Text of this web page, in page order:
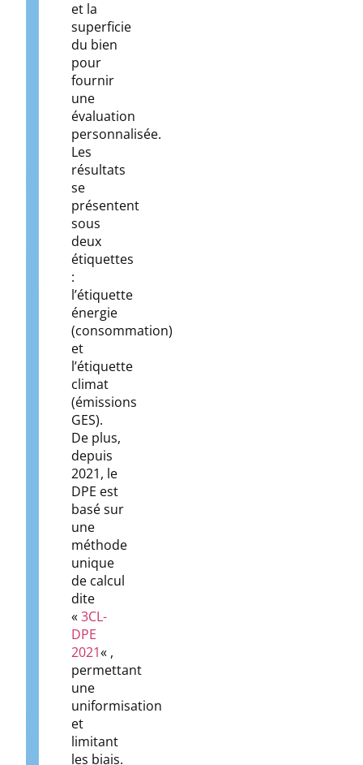
et la
superficie
du bien
pour
fournir
une
évaluation
personnalisée.
Les
résultats
se
présentent
sous
deux
étiquettes
:
l’étiquette
énergie
(consommation)
et
l’étiquette
climat
(émissions
GES).
De plus,
depuis
2021, le
DPE est
basé sur
une
méthode
unique
de calcul
dite
«3CL-
DPE
2021« ,
permettant
une
uniformisation
et
limitant
les biais.